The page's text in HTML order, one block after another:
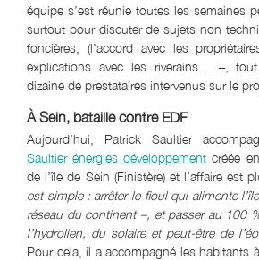
équipe s’est réunie toutes les semaines
surtout pour discuter de sujets non
foncières, (l’accord avec les
explications avec les riverains… –,
dizaine de prestataires intervenus sur le
À Sein, bataille contre EDF
Aujourd’hui, Patrick Saultier
Saultier énergies développement créée
de l’île de Sein (Finistère) et l’affaire est
est simple. : arrêter le fioul qui alimente
réseau du continent –, et passer au 100
l’hydrolien, du solaire et peut-être de
Pour cela, il a accompagné les habitants